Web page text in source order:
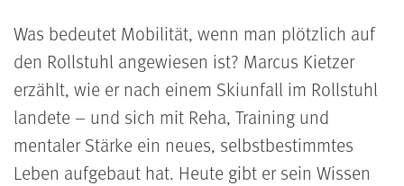
Was bedeutet Mobilität, wenn man plötzlich auf
den Rollstuhl angewiesen ist? Marcus Kietzer
erzählt, wie er nach einem Skiunfall im Rollstuhl
landete – und sich mit Reha, Training und
mentaler Stärke ein neues, selbstbestimmtes
Leben aufgebaut hat. Heute gibt er sein Wissen